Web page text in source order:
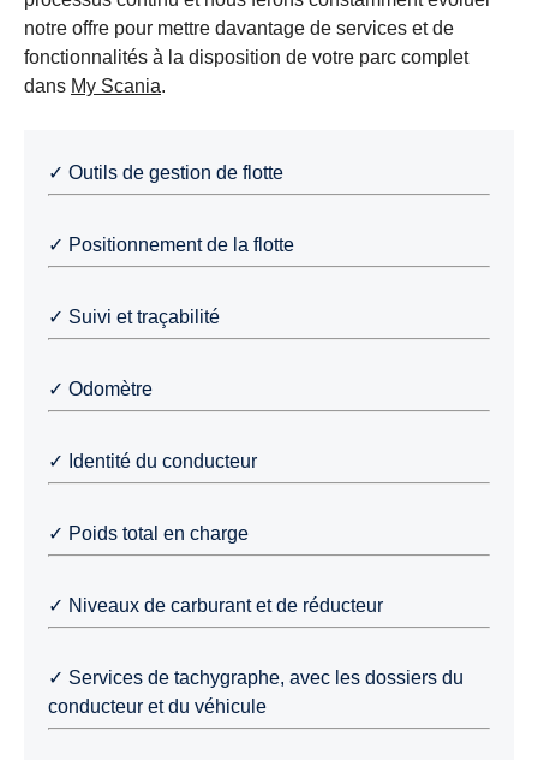
notre offre pour mettre davantage de services et de
fonctionnalités à la disposition de votre parc complet
dans My Scania.
✓ Outils de gestion de flotte
✓ Positionnement de la flotte
✓ Suivi et traçabilité
✓ Odomètre
✓ Identité du conducteur
✓ Poids total en charge
✓ Niveaux de carburant et de réducteur
✓ Services de tachygraphe, avec les dossiers du
conducteur et du véhicule